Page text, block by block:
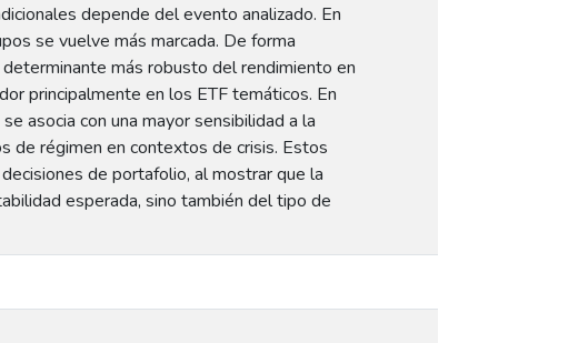
depende del evento analizado. En
se vuelve más marcada. De forma
más robusto del rendimiento en
principalmente en los ETF temáticos. En
asocia con una mayor sensibilidad a la
de régimen en contextos de crisis. Estos
de portafolio, al mostrar que la
esperada, sino también del tipo de